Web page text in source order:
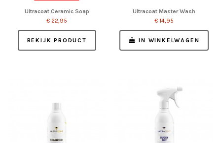
Ultracoat Ceramic Soap
€ 22,95
BEKIJK PRODUCT
Ultracoat Master Wash
€ 14,95
IN WINKELWAGEN